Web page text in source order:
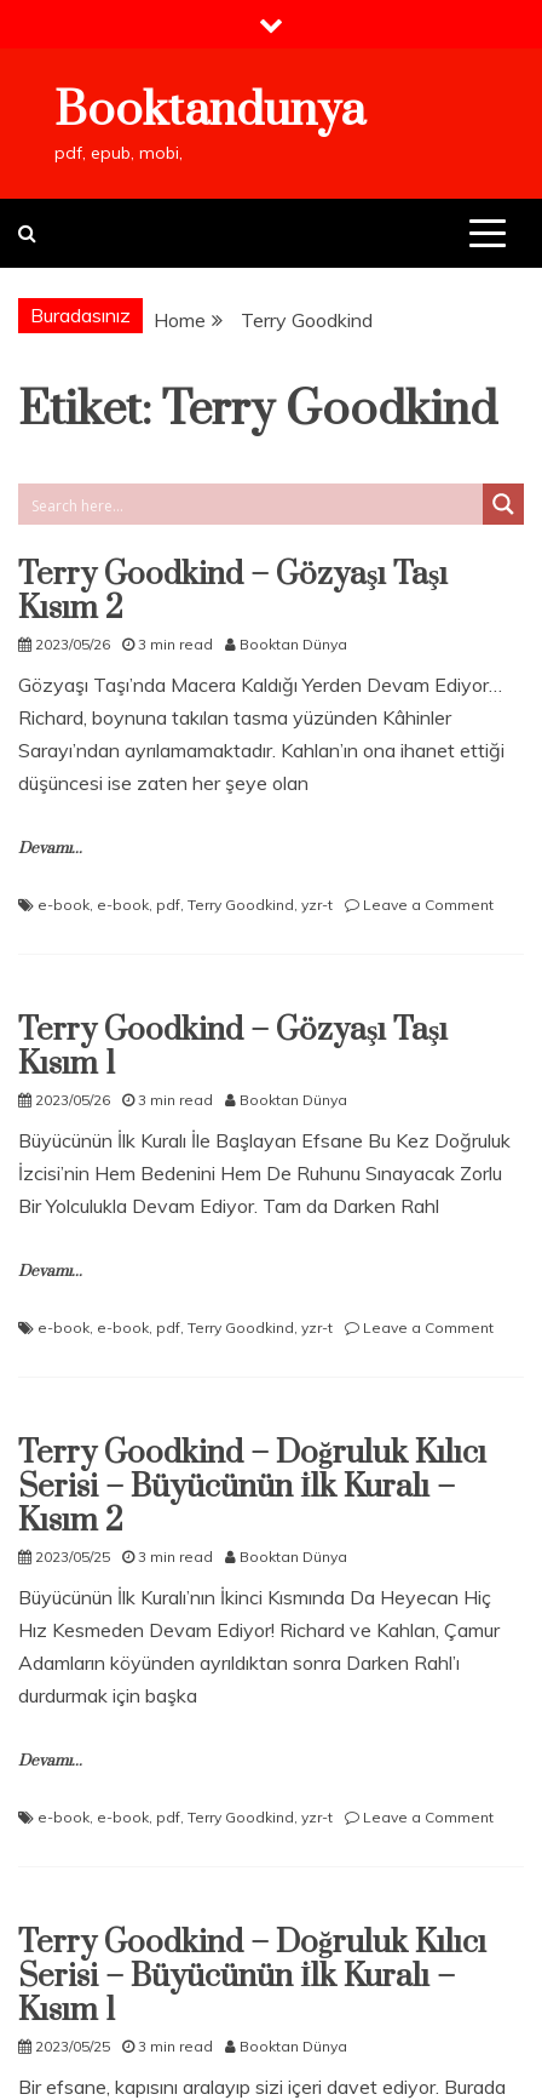
Booktandunya
pdf, epub, mobi,
Buradasınız Home Terry Goodkind
Etiket:Terry Goodkind
Terry Goodkind – Gözyaşı Taşı
Kısım 2
2023/05/26 3 min read Booktan Dünya
Gözyaşı Taşı’nda Macera Kaldığı Yerden Devam Ediyor…
Richard, boynuna takılan tasma yüzünden Kâhinler
Sarayı’ndan ayrılamamaktadır. Kahlan’ın ona ihanet ettiği
düşüncesi ise zaten her şeye olan
Devamı...
e-book, e-book, pdf, Terry Goodkind, yzr-t Leave a Commenton
Terry Goodkind – Gözyaşı Taşı
Kısım 1
2023/05/26 3 min read Booktan Dünya
Büyücünün İlk Kuralı İle Başlayan Efsane Bu Kez Doğruluk
İzcisi’nin Hem Bedenini Hem De Ruhunu Sınayacak Zorlu
Bir Yolculukla Devam Ediyor. Tam da Darken Rahl
Devamı...
e-book, e-book, pdf, Terry Goodkind, yzr-t Leave a Commenton
Terry Goodkind – Doğruluk Kılıcı
Serisi – Büyücünün İlk Kuralı –
Kısım 2
2023/05/25 3 min read Booktan Dünya
Büyücünün İlk Kuralı’nın İkinci Kısmında Da Heyecan Hiç
Hız Kesmeden Devam Ediyor! Richard ve Kahlan, Çamur
Adamların köyünden ayrıldıktan sonra Darken Rahl’ı
durdurmak için başka
Devamı...
e-book, e-book, pdf, Terry Goodkind, yzr-t Leave a Commenton
–
Terry Goodkind – Doğruluk Kılıcı
Serisi – Büyücünün İlk Kuralı –
Kısım 1
2023/05/25 3 min read Booktan Dünya
Bir efsane, kapısını aralayıp sizi içeri davet ediyor. Burada